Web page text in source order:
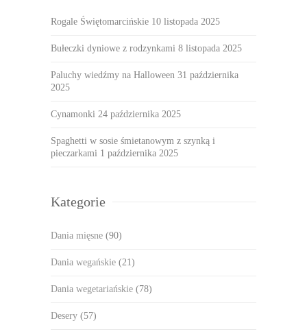
Rogale Świętomarcińskie 10 listopada 2025
Bułeczki dyniowe z rodzynkami 8 listopada 2025
Paluchy wiedźmy na Halloween 31 października
2025
Cynamonki 24 października 2025
Spaghetti w sosie śmietanowym z szynką i
pieczarkami 1 października 2025
Kategorie
Dania mięsne (90)
Dania wegańskie (21)
Dania wegetariańskie (78)
Desery (57)